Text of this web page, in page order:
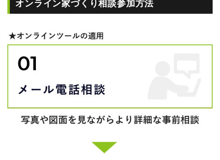
オンライン家づくり相談参加方法